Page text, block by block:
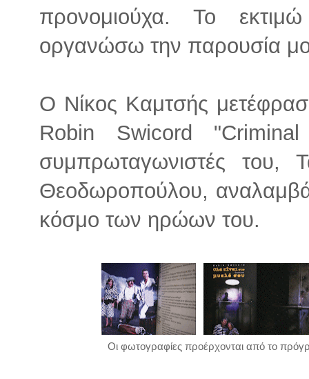
προνομιούχα. Το
οργανώσω την παρουσία
Ο Νίκος Καμτσής
Robin Swicord
συμπρωταγωνιστές του,
Θεοδωροπούλου,
κόσμο των ηρώων του.
Οι φωτογραφίες προέρχονται από το